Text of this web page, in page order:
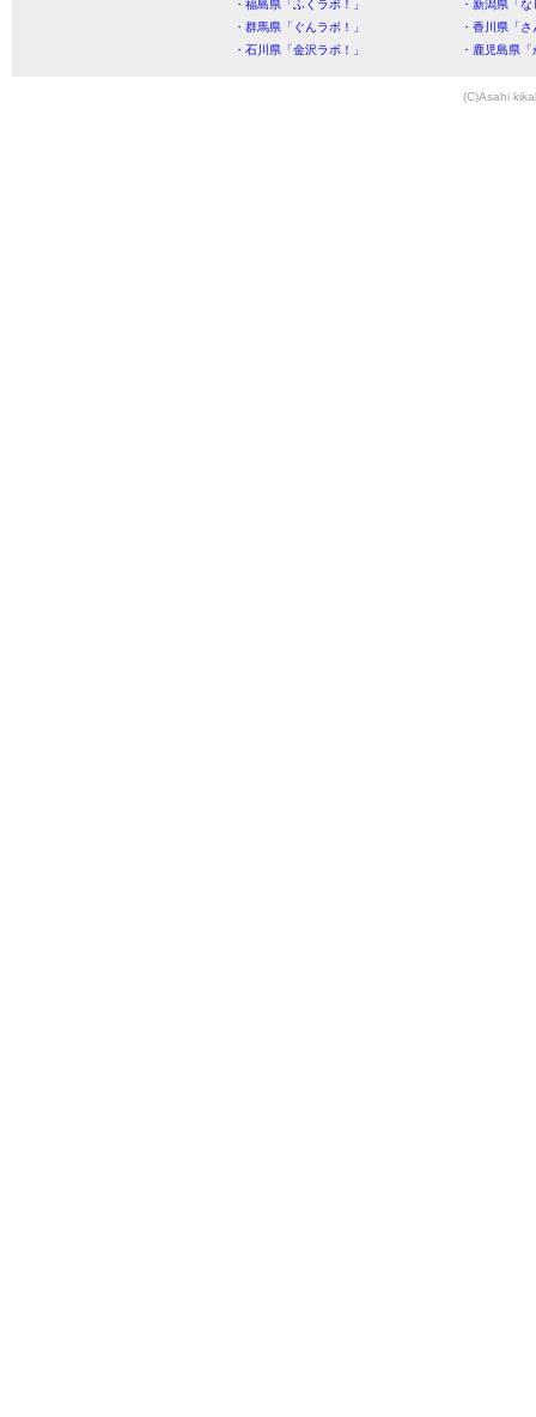
・福島県「ふくラボ！」
・新潟県「
・群馬県「ぐんラボ！」
・香川県「
・石川県「金沢ラボ！」
・鹿児島県
(C)Asahi